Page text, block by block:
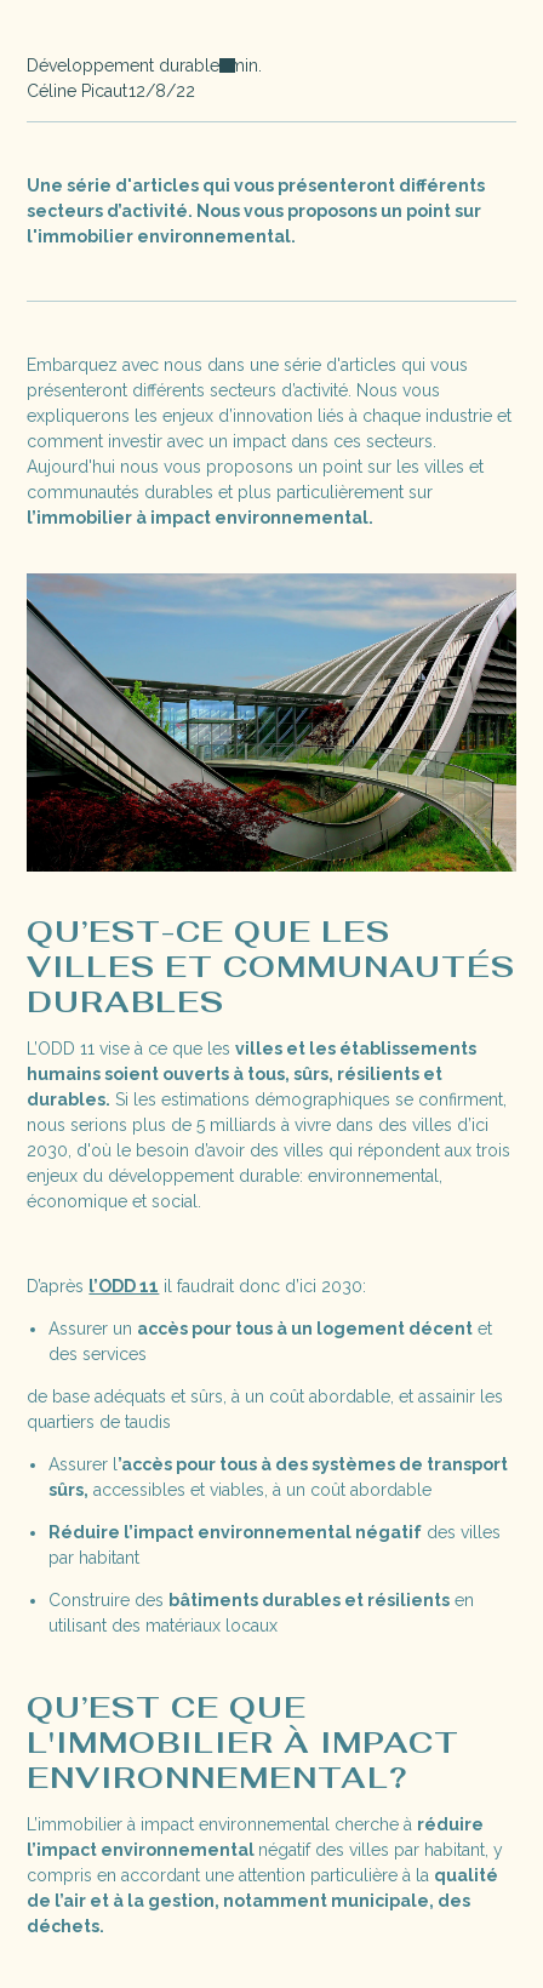
Développement durable min.
Céline Picaut12/8/22
Une série d'articles qui vous présenteront différents
secteurs d’activité. Nous vous proposons un point sur
l'immobilier environnemental.
Embarquez avec nous dans une série d'articles qui vous
présenteront différents secteurs d’activité. Nous vous
expliquerons les enjeux d’innovation liés à chaque industrie et
comment investir avec un impact dans ces secteurs.
Aujourd'hui nous vous proposons un point sur les villes et
communautés durables et plus particulièrement sur
l’immobilier à impact environnemental.
QU’EST-CE QUE LES
VILLES ET COMMUNAUTÉS
DURABLES
L’ODD 11 vise à ce que lesvilles et les établissements
humains soient ouverts à tous, sûrs, résilients et
durables. Si les estimations démographiques se confirment,
nous serions plus de 5 milliards à vivre dans des villes d’ici
2030, d'où le besoin d’avoir des villes qui répondent aux trois
enjeux du développement durable: environnemental,
économique et social.
D’après l’ODD 11 il faudrait donc d’ici 2030:
Assurer un accès pour tous à un logement décentet
des services
de base adéquats et sûrs, à un coût abordable, et assainir les
quartiers de taudis
Assurer l ’accès pour tous à des systèmes de transport
sûrs, accessibles et viables, à un coût abordable
Réduire l’impact environnemental négatifdes villes
par habitant
Construire des bâtiments durables et résilientsen
utilisant des matériaux locaux
QU’EST CE QUE
L'IMMOBILIER À IMPACT
ENVIRONNEMENTAL?
L’immobilier à impact environnemental cherche à réduire
l’impact environnemental négatif des villes par habitant, y
compris en accordant une attention particulière à la qualité
de l’air et à la gestion, notamment municipale, des
déchets.